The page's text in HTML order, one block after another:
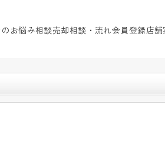
お悩み相談売却相談・流れ会員登録店